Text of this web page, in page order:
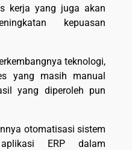
kerja yang juga akan
kepuasan
teknologi,
yang masih manual
yang diperoleh pun
otomatisasi sistem
ERP dalam